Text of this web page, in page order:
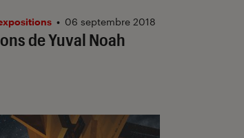
de Yuval Noah
• 06 septembre 2018